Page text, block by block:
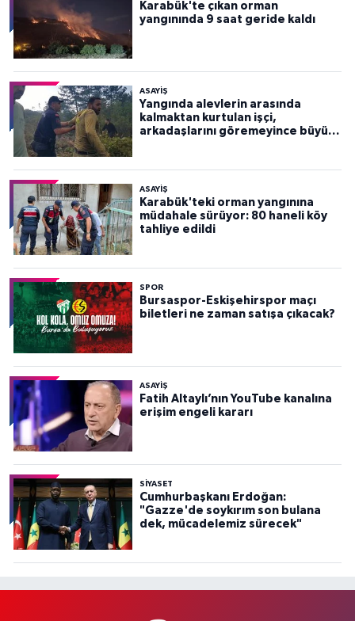
Karabük'te çıkan orman
yangınında 9 saat geride kaldı
ASAYİŞ
Yangında alevlerin arasında
kalmaktan kurtulan işçi,
arkadaşlarını göremeyince büyük
ASAYİŞ
Karabük'teki orman yangınına
müdahale sürüyor: 80 haneli köy
tahliye edildi
SPOR
Bursaspor-Eskişehirspor maçı
biletleri ne zaman satışa çıkacak?
ASAYİŞ
Fatih Altaylı’nın YouTube kanalına
erişim engeli kararı
SİYASET
Cumhurbaşkanı Erdoğan:
"Gazze'de soykırım son bulana
dek, mücadelemiz sürecek"